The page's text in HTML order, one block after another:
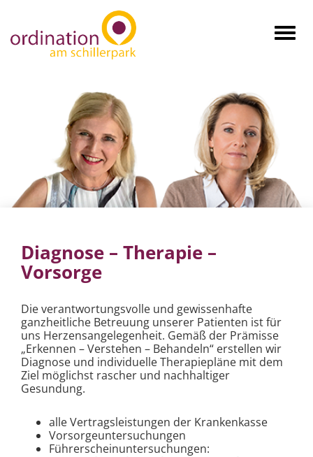
Diagnose – Therapie –
Vorsorge
Die verantwortungsvolle und gewissenhafte
ganzheitliche Betreuung unserer Patienten ist für
uns Herzensangelegenheit. Gemäß der Prämisse
„Erkennen – Verstehen – Behandeln“ erstellen wir
Diagnose und individuelle Therapiepläne mit dem
Ziel möglichst rascher und nachhaltiger
Gesundung.
alle Vertragsleistungen der Krankenkasse
Vorsorgeuntersuchungen
Führerscheinuntersuchungen: